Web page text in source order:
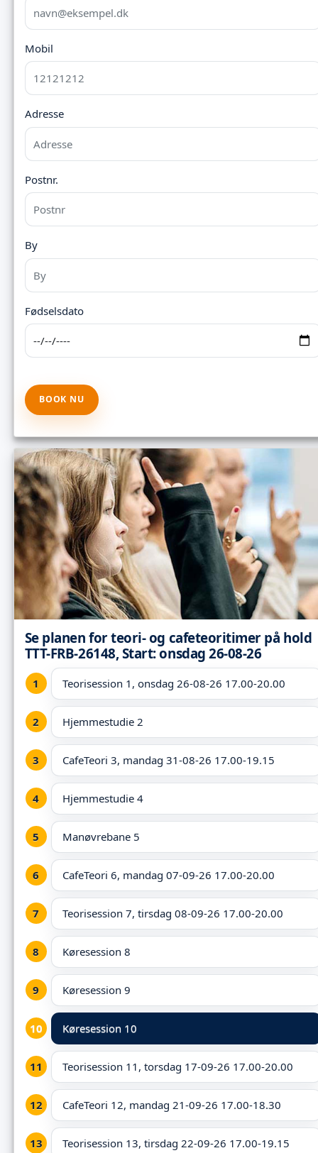
Mobil
Adresse
Postnr.
By
Fødselsdato
BOOK NU
Se planen for teori- og cafeteoritimer på hold
TTT-FRB-26148, Start: onsdag 26-08-26
Teorisession 1, onsdag 26-08-26 17.00-20.00
Hjemmestudie 2
CafeTeori 3, mandag 31-08-26 17.00-19.15
Hjemmestudie 4
Manøvrebane 5
CafeTeori 6, mandag 07-09-26 17.00-20.00
Teorisession 7, tirsdag 08-09-26 17.00-20.00
Køresession 8
Køresession 9
Køresession 10
Teorisession 11, torsdag 17-09-26 17.00-20.00
CafeTeori 12, mandag 21-09-26 17.00-18.30
Teorisession 13, tirsdag 22-09-26 17.00-19.15